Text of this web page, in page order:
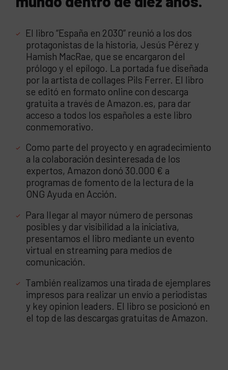
El libro “España en 2030” reunió a los dos
protagonistas de la historia, Jesús Pérez y
Hamish MacRae, que se encargaron del
prólogo y el epílogo. La portada fue diseñada
por la artista de collages Pils Ferrer. El libro
se editó en formato online con descarga
gratuita a través de Amazon.es, para dar
acceso a todos los españoles a este libro
conmemorativo.
Como parte del proyecto y en agradecimiento
a la colaboración desinteresada de los
expertos, Amazon donó 30.000 € a
programas de fomento de la lectura de la
ONG Ayuda en Acción.
Para llegar al mayor número de personas
posibles y dar visibilidad a la iniciativa,
presentamos el libro mediante un evento
virtual en streaming para medios de
comunicación.
También realizamos una tirada de ejemplares
impresos para realizar un envío a periodistas
y key opinion leaders. El libro se posicionó en
el top de las descargas gratuitas de Amazon.